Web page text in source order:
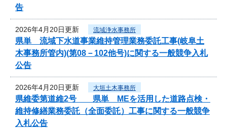
告
2026年4月20日更新 流域浄水事務所
県単 流域下水道事業維持管理業務委託工事(岐阜土
木事務所管内)(第08－102他号)に関する一般競争入札
公告
2026年4月20日更新 大垣土木事務所
県維委第道維2号 県単 MEを活用した道路点検・
維持修繕業務委託（全面委託）工事に関する一般競争
入札公告